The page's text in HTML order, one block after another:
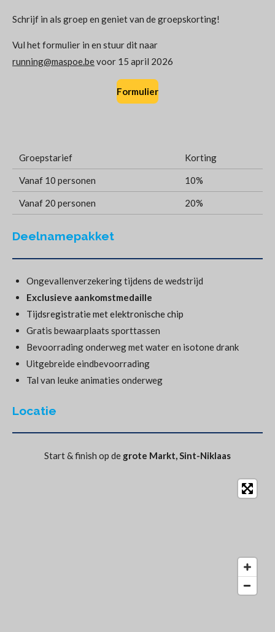
Schrijf in als groep en geniet van de groepskorting!
Vul het formulier in en stuur dit naar
running@maspoe.bevoor 15 april 2026
Formulier
Groepstarief Korting
Vanaf 10 personen 10%
Vanaf 20 personen 20%
Deelnamepakket
Ongevallenverzekering tijdens de wedstrijd
Exclusieve aankomstmedaille
Tijdsregistratie met elektronische chip
Gratis bewaarplaats sporttassen
Bevoorrading onderweg met water en isotone drank
Uitgebreide eindbevoorrading
Tal van leuke animaties onderweg
Locatie
Start & finish op de grote Markt, Sint-Niklaas